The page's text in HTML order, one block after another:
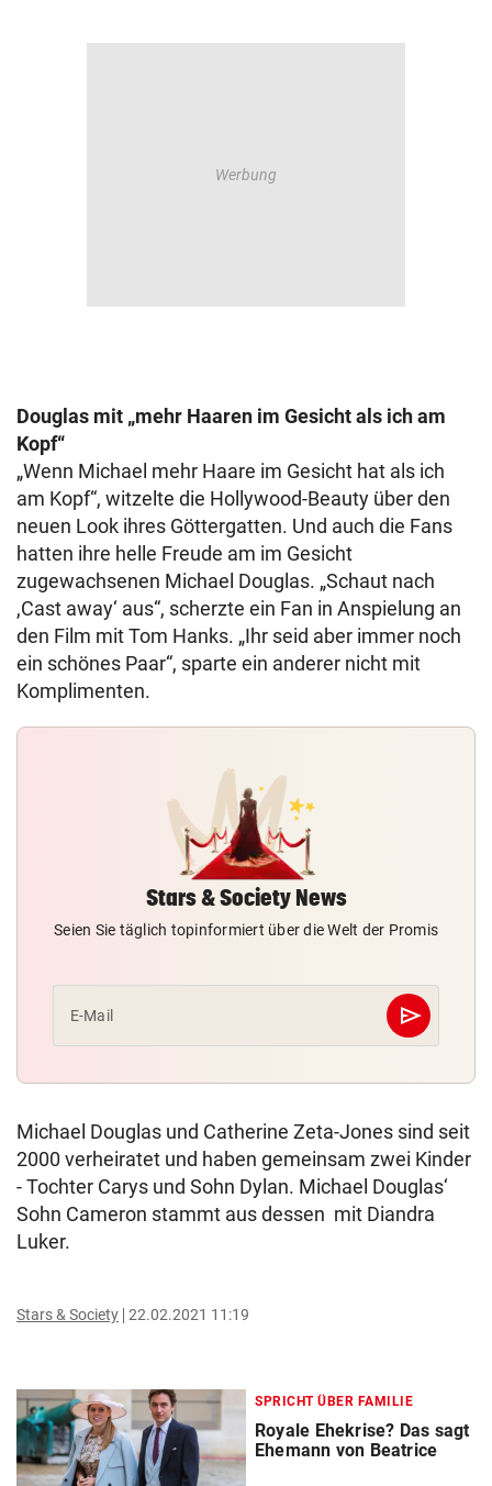
Douglas mit „mehr Haaren im Gesicht als ich am
Kopf“
„Wenn Michael mehr Haare im Gesicht hat als ich
am Kopf“, witzelte die Hollywood-Beauty über den
neuen Look ihres Göttergatten. Und auch die Fans
hatten ihre helle Freude am im Gesicht
zugewachsenen Michael Douglas. „Schaut nach
,Cast away‘ aus“, scherzte ein Fan in Anspielung an
den Film mit Tom Hanks. „Ihr seid aber immer noch
ein schönes Paar“, sparte ein anderer nicht mit
Komplimenten.
Stars & Society News
Seien Sie täglich topinformiert über die Welt der Promis
E-Mail send
Abschicken
Michael Douglas und Catherine Zeta-Jones sind seit
2000 verheiratet und haben gemeinsam zwei Kinder
- Tochter Carys und Sohn Dylan. Michael Douglas‘
Sohn Cameron stammt aus dessen mit Diandra
Luker.
Stars & Society 22.02.2021 11:19
SPRICHT ÜBER FAMILIE
Royale Ehekrise? Das sagt
Ehemann von Beatrice